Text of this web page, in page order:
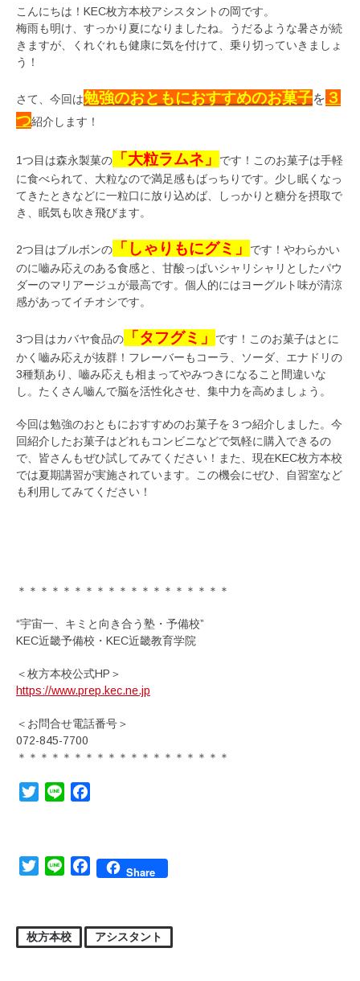
こんにちは！KEC枚方本校アシスタントの岡です。
梅雨も明け、すっかり夏になりましたね。うだるような暑さが続
きますが、くれぐれも健康に気を付けて、乗り切っていきましょ
う！
さて、今回は勉強のおともにおすすめのお菓子を ３
つ紹介します！
1つ目は森永製菓の 「大粒ラムネ」
です！このお菓子は手軽
に食べられて、大粒なので満足感もばっちりです。少し眠くなっ
てきたときなどに一粒口に放り込めば、しっかりと糖分を摂取で
き、眠気も吹き飛びます。
2つ目はブルボンの 「しゃりもにグミ」
です！やわらかい
のに嚙み応えのある食感と、甘酸っぱいシャリシャリとしたパウ
ダーのマリアージュが最高です。個人的にはヨーグルト味が清涼
感があってイチオシです。
3つ目はカバヤ食品の 「タフグミ」
です！このお菓子はとに
かく嚙み応えが抜群！フレーバーもコーラ、ソーダ、エナドリの
3種類あり、嚙み応えも相まってやみつきになること間違いな
し。たくさん嚙んで脳を活性化させ、集中力を高めましょう。
今回は勉強のおともにおすすめのお菓子を３つ紹介しました。今
回紹介したお菓子はどれもコンビニなどで気軽に購入できるの
で、皆さんもぜひ試してみてください！また、現在KEC枚方本校
では夏期講習が実施されています。この機会にぜひ、自習室など
も利用してみてください！
＊＊＊＊＊＊＊＊＊＊＊＊＊＊＊＊＊＊＊
“宇宙一、キミと向き合う塾・予備校”
KEC近畿予備校・KEC近畿教育学院
＜枚方本校公式HP＞
https://www.prep.kec.ne.jp
＜お問合せ電話番号＞
072-845-7700
＊＊＊＊＊＊＊＊＊＊＊＊＊＊＊＊＊＊＊
TwitterLine
TwitterLine FacebookShare
枚方本校 アシスタント